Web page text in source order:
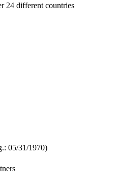
24 different countries
05/31/1970)